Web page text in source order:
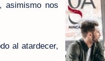
asimismo nos
al atardecer,